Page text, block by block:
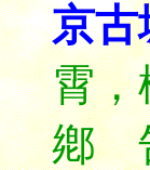
京古
霄，
鄕